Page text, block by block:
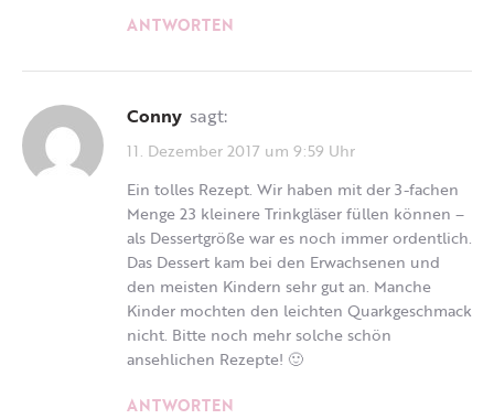
ANTWORTEN
Conny sagt:
11. Dezember 2017 um 9:59 Uhr
Ein tolles Rezept. Wir haben mit der 3-fachen
Menge 23 kleinere Trinkgläser füllen können –
als Dessertgröße war es noch immer ordentlich.
Das Dessert kam bei den Erwachsenen und
den meisten Kindern sehr gut an. Manche
Kinder mochten den leichten Quarkgeschmack
nicht. Bitte noch mehr solche schön
ansehlichen Rezepte! 🙂
ANTWORTEN